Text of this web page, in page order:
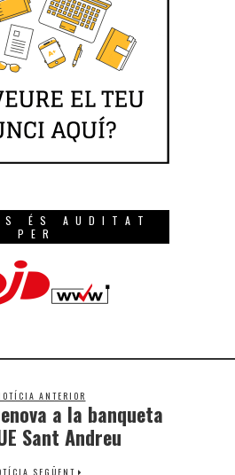
ÉS AUDITAT
PER
ANTERIOR
a la banqueta
Sant Andreu
SEGÜENT